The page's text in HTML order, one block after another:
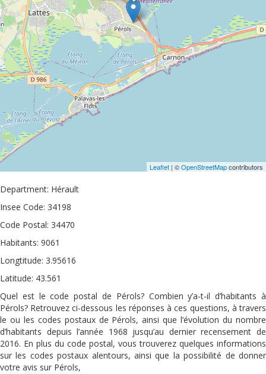
Leaflet | ©OpenStreetMapcontributors
Department: Hérault
Insee Code: 34198
Code Postal: 34470
Habitants: 9061
Longtitude: 3.95616
Latitude: 43.561
Quel est le code postal de Pérols? Combien y’a-t-il d’habitants à
Pérols? Retrouvez ci-dessous les réponses à ces questions, à travers
le ou les codes postaux de Pérols, ainsi que l’évolution du nombre
d’habitants depuis l’année 1968 jusqu’au dernier recensement de
2016. En plus du code postal, vous trouverez quelques informations
sur les codes postaux alentours, ainsi que la possibilité de donner
votre avis sur Pérols,